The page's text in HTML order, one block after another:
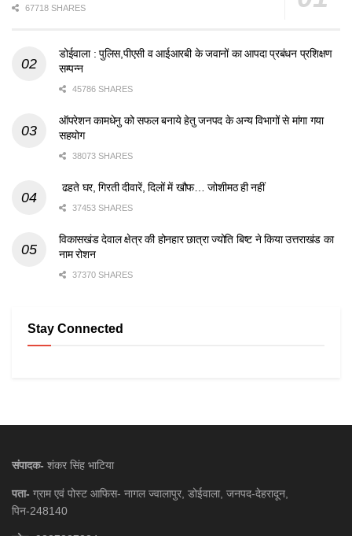
67718 SHARES
डोईवाला : पुलिस,पीएसी व आईआरबी के जवानों का आपदा प्रबंधन प्रशिक्षण
सम्पन्न
45786 SHARES
ऑपरेशन कामधेनु को सफल बनाये हेतु जनपद के अन्य विभागों से मांगा गया
सहयोग
38073 SHARES
ढहते घर, गिरती दीवारें, दिलों में खौफ… जोशीमठ ही नहीं
37453 SHARES
विकासखंड देवाल क्षेत्र की होनहार छात्रा ज्योति बिष्ट ने किया उत्तराखंड का
नाम रोशन
37370 SHARES
Stay Connected
संपादक- शंकर सिंह भाटिया
पता- ग्राम एवं पोस्ट आफिस- नागल ज्वालापुर, डोईवाला, जनपद-देहरादून,
पिन-248140